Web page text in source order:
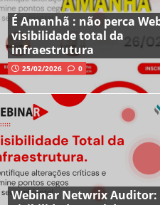
É Amanhã : não perca
visibilidade total da
infraestrutura
25/02/2026 0
Webinar Netwrix Auditor: